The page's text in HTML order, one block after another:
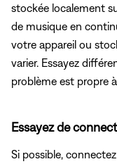
stockée localement
de musique en
votre appareil ou
varier. Essayez
problème est propre
Essayez de
Si possible,